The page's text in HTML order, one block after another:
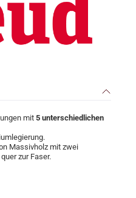
mit5 unterschiedlichen
Massivholz mit zwei
zur Faser.